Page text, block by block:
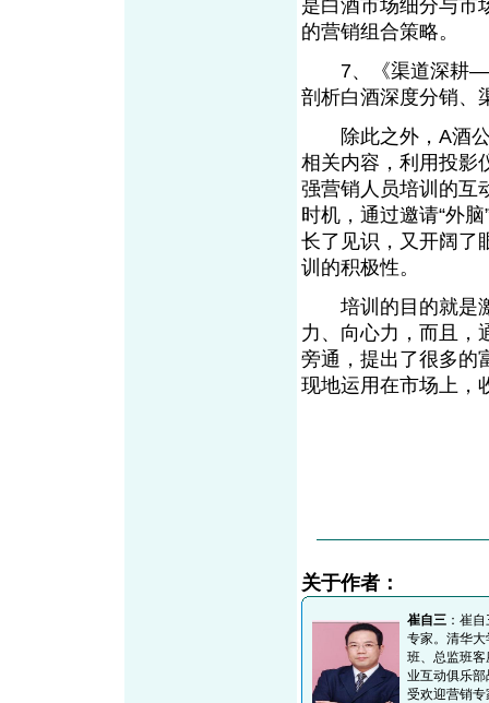
是白酒市场细分与市
的营销组合策略
7、《渠道深耕——
剖析白酒深度分销
除此之外，A酒公
相关内容，利用投影
强营销人员培训的互
时机，通过邀请“外
长了见识，又开阔了
训的积极性。
培训的目的就是激
力、向心力，而且，
旁通，提出了很多的
现地运用在市场上
关于作者：
崔自三 ：崔
专家。清华
班、总监班
业互动俱乐部
受欢迎营销专